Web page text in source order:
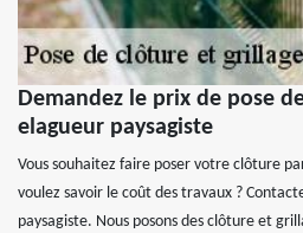
Demandez le prix de pose
elagueur paysagiste
Vous souhaitez faire poser votre clôture
voulez savoir le coût des travaux ?
paysagiste. Nous posons des clôture et